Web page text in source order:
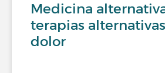
Medicina
terapias
dolor